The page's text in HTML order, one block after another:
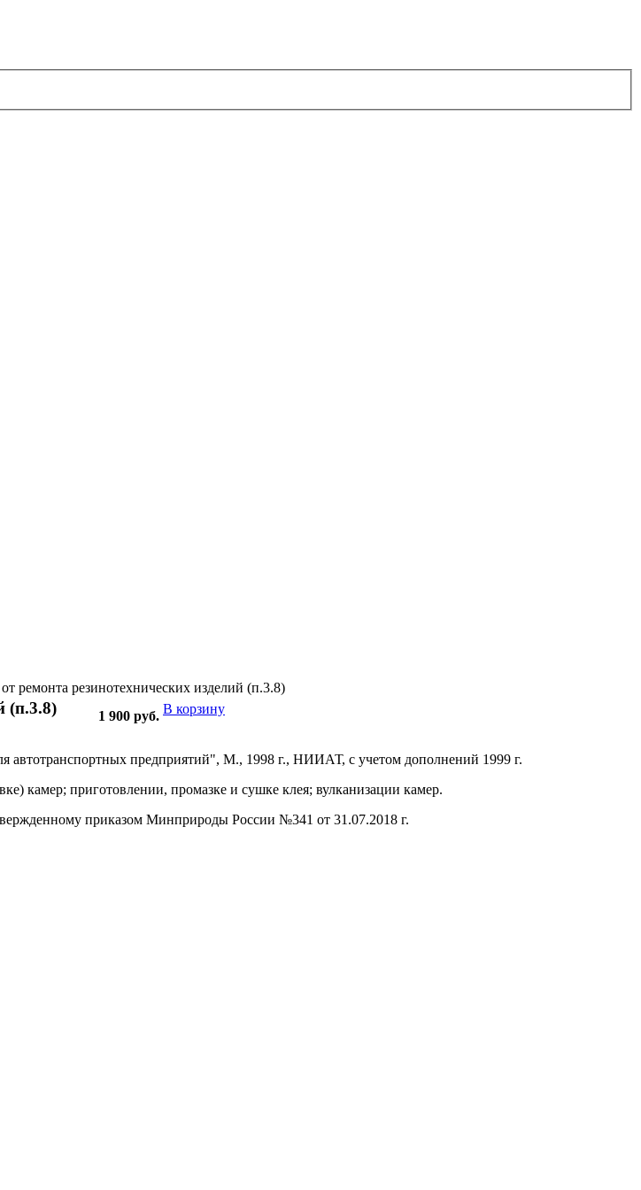
ремонта резинотехнических изделий (п.3.8)
(п.3.8) 1 900 руб. В корзину
автотранспортных предприятий", М., 1998 г., НИИАТ, с учетом дополнений 1999 г.
камер; приготовлении, промазке и сушке клея; вулканизации камер.
приказом Минприроды России №341 от 31.07.2018 г.